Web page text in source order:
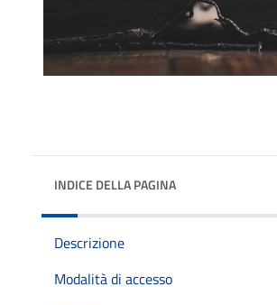
INDICE DELLA PAGINA
Descrizione
Modalità di accesso